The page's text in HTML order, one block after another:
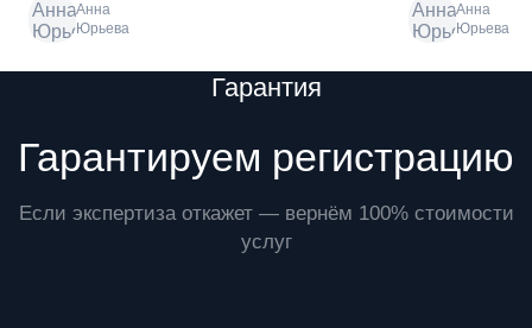
Анна
Юрьева
Анна
Юрьева
Гарантия
Гарантируем регистрацию
Если экспертиза откажет — вернём 100% стоимости
услуг